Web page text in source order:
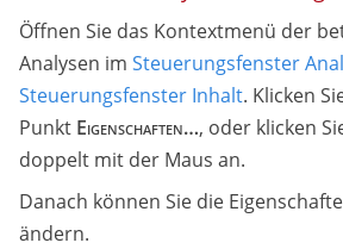
Öffnen Sie das Kontextmenü der
Analysen im Steuerungsfenster
Steuerungsfenster Inhalt. Klicken
Punkt Eigenschaften…, oder klicken
doppelt mit der Maus an.
Danach können Sie die
ändern.